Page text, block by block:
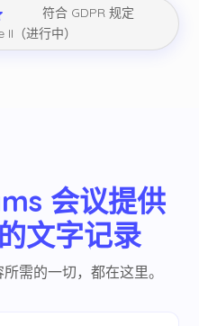
符合 GDPR 规定
（进行中）
会议提供
文字记录
需的一切，都在这里。